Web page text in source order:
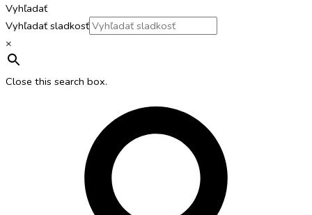
Vyhľadať
Vyhľadať sladkosť
×
Close this search box.